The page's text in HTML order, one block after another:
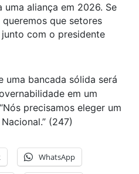
aliança em 2026. Se
que setores
com o presidente
uma bancada sólida será
em um
precisamos eleger um
(247)
WhatsApp